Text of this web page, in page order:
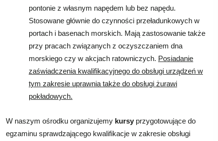
pontonie z własnym napędem lub bez napędu.
Stosowane głównie do czynności przeładunkowych w
portach i basenach morskich. Mają zastosowanie także
przy pracach związanych z oczyszczaniem dna
morskiego czy w akcjach ratowniczych. Posiadanie
zaświadczenia kwalifikacyjnego do obsługi urządzeń w
tym zakresie uprawnia także do obsługi żurawi
pokładowych.
W naszym ośrodku organizujemy kursy przygotowujące do
egzaminu sprawdzającego kwalifikacje w zakresie obsługi